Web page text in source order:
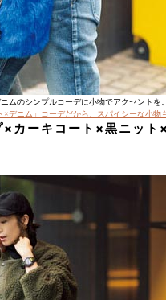
ムのシンプルコーデに小物でアクセントを。
×デニム」コーデだから、スパイシーな小物
×カーキコート×黒ニット